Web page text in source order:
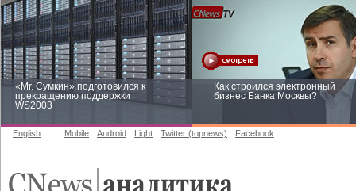
«Mr. Сумкин» подготовился к
прекращению поддержки
WS2003
Как строился электронный
бизнес Банка Москвы?
English Mobile Android Light Twitter (topnews) Facebook